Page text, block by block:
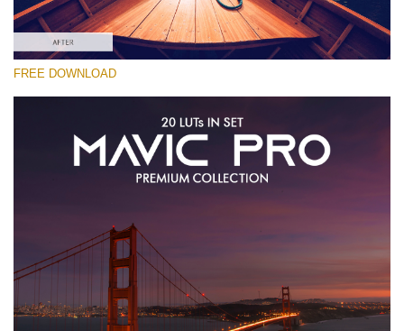
FREE DOWNLOAD